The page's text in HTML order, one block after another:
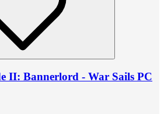
II: Bannerlord - War Sails PC